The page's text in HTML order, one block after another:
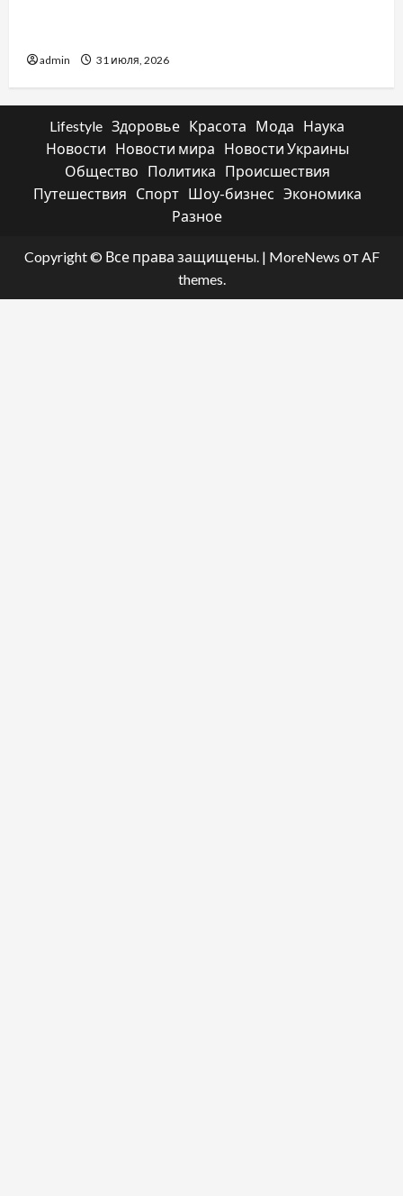
admin 31 июля, 2026
Lifestyle Здоровье Красота Мода
Наука
Новости
Новости мира
Новости Украины
Общество
Политика
Происшествия
Путешествия
Спорт Шоу-бизнес Экономика
Разное
Copyright © Все права защищены. | MoreNews от AF
themes.